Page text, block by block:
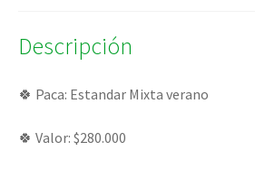
Descripción
🍀 Paca: Estandar Mixta verano
🍀 Valor: $280.000